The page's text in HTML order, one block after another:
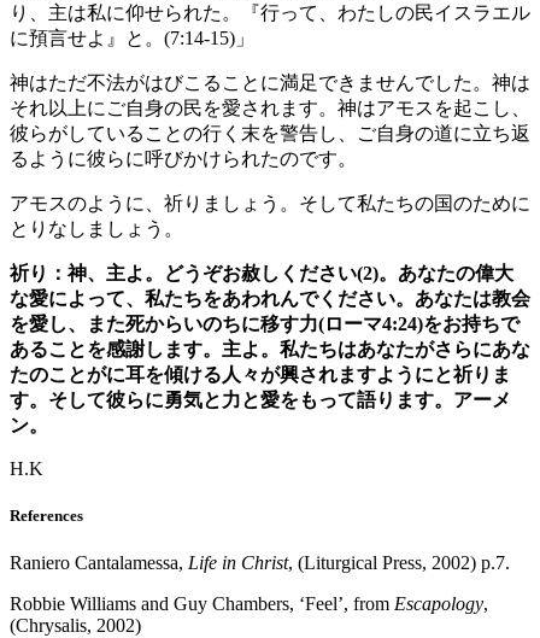
り、主は私に仰せられた。『行って、わたしの民イスラエル
に預言せよ』と。(7:14-15)」
神はただ不法がはびこることに満足できませんでした。神は
それ以上にご自身の民を愛されます。神はアモスを起こし、
彼らがしていることの行く末を警告し、ご自身の道に立ち返
るように彼らに呼びかけられたのです。
アモスのように、祈りましょう。そして私たちの国のために
とりなしましょう。
祈り：神、主よ。どうぞお赦しください(2)。あなたの偉大
な愛によって、私たちをあわれんでください。あなたは教会
を愛し、また死からいのちに移す力(ローマ4:24)をお持ちで
あることを感謝します。主よ。私たちはあなたがさらにあな
たのことがに耳を傾ける人々が興されますようにと祈りま
す。そして彼らに勇気と力と愛をもって語ります。アーメ
ン。
H.K
References
Raniero Cantalamessa, Life in Christ, (Liturgical Press, 2002) p.7.
Robbie Williams and Guy Chambers, ‘Feel’, from Escapology,
(Chrysalis, 2002)